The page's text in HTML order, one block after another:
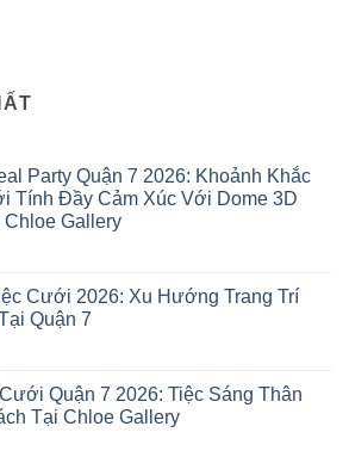
Party Quận 7 2026: Khoảnh Khắc
Tính Đầy Cảm Xúc Với Dome 3D
Chloe Gallery
Cưới 2026: Xu Hướng Trang Trí
Quận 7
Quận 7 2026: Tiệc Sáng Thân
Tại Chloe Gallery